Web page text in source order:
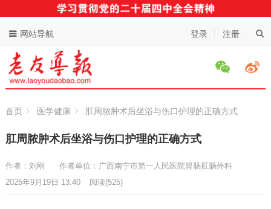
登录 注册
网站导航
首页 医学健康 肛周脓肿术后坐浴与伤口护理的正确方式
肛周脓肿术后坐浴与伤口护理的正确方式
作者：刘刚
作者单位：广西南宁市第一人民医院胃肠肛肠外科
2025年9月19日 13:40
阅读(525)